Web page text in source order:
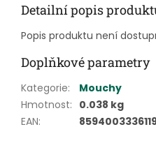
Detailní popis
Popis produktu není
Doplňkové parametry
Kategorie:
Mouchy
Hmotnost: 0.038 kg
EAN: